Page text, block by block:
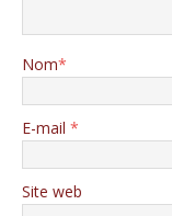
Nom*
E-mail *
Site web